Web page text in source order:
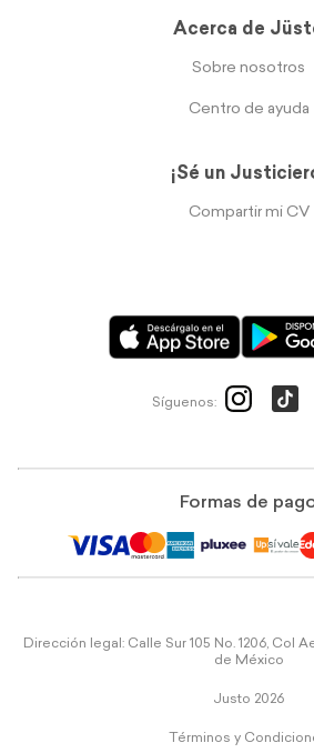
Acerca de
Sobre nosotros
Centro de ayuda
¡Sé un
Compartir mi CV
Síguenos:
Formas de
Dirección legal: Calle Sur 105 No. 1206, Col
de México
Justo 2026
Términos y